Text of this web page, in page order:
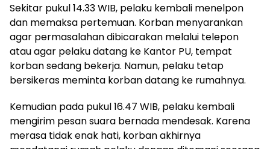
Sekitar pukul 14.33 WIB, pelaku kembali menelpon
dan memaksa pertemuan. Korban menyarankan
agar permasalahan dibicarakan melalui telepon
atau agar pelaku datang ke Kantor PU, tempat
korban sedang bekerja. Namun, pelaku tetap
bersikeras meminta korban datang ke rumahnya.
Kemudian pada pukul 16.47 WIB, pelaku kembali
mengirim pesan suara bernada mendesak. Karena
merasa tidak enak hati, korban akhirnya